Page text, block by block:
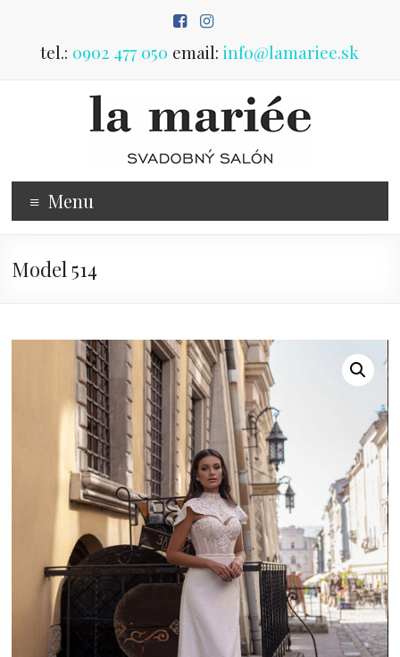
tel.: 0902 477 050 email:info@lamariee.sk
Predaj
svadobných
šiat
Poprad
Menu
Model 514